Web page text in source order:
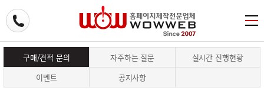
구매/견적 문의 자주하는 질문
실시간 진행현황
이벤트
공지사항